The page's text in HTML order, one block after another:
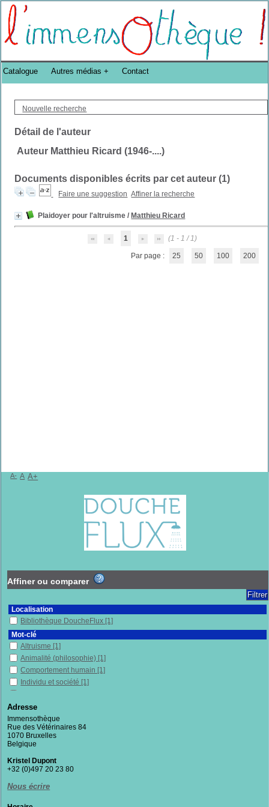
Bibliothèque DoucheFLUX Bibliotheek -->
Nouvelle recherche
Détail de l'auteur
Auteur Matthieu Ricard (1946-....)
Documents disponibles écrits par cet auteur (1)
Faire une suggestion Affiner la recherche
Plaidoyer pour l'altruisme / Matthieu Ricard
1 (1 - 1 / 1)
Par page : 25 50 100 200
Catalogue Autres médias Contact
A- A A+
Affiner ou comparer
Localisation
Bibliothèque DoucheFlux [1]
Mot-clé
Altruisme [1]
Animalité (philosophie) [1]
Comportement humain [1]
Individu et société [1]
Solidarité
Section
Documentaires[1]
Adresse
Immensothèque
Rue des Vétérinaires 84
1070 Bruxelles
Belgique
Kristel Dupont
+32 (0)497 20 23 80
Nous écrire